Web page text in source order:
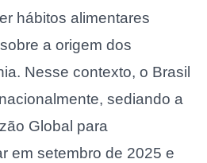
hábitos alimentares
a origem dos
Nesse contexto, o Brasil
sediando a
Global para
em setembro de 2025 e